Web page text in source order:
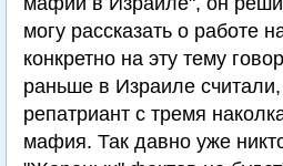
могу рассказать о работе
конкретно на эту тему
раньше в Израиле
репатриант с тремя
мафия. Так давно уже